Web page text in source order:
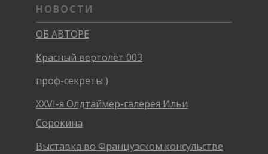
НОВОСТИ
ОБ АВТОРЕ
Красный вертолёт 003
проф-секреты )
XXVI-я Олдтаймер-галерея Ильи
Сорокина
Выставка во Французском консульстве